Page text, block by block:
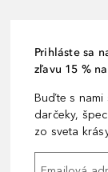
Prihláste sa
zľavu 15 %
Buďte s nami
darčeky,
zo sveta